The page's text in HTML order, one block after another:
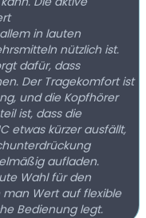
in lauten
nützlich ist.
dafür, dass
Der Tragekomfort ist
und die Kopfhörer
etwas kürzer ausfällt,
aufladen.
Wahl für den
Wert auf flexible
Bedienung legt.